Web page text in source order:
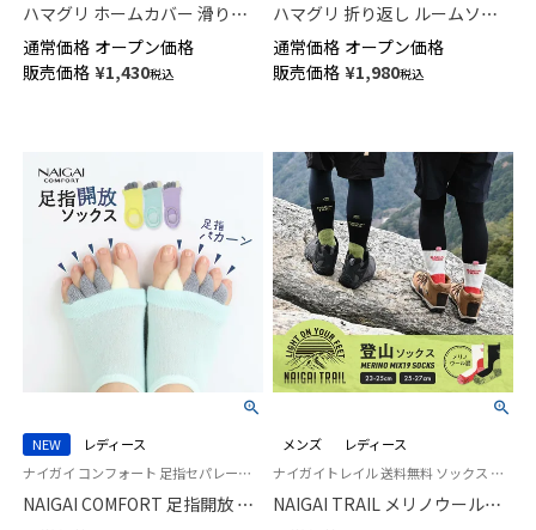
ハマグリ ホームカバー 滑り止
め付き 室内用靴下 ルームソッ
クス レディース 【365日最短翌
日発送】03002211
通常価格 オープン価格
販売価格 ¥1,430税込
ハマグリ 折り返し ルームソッ
クス ホームカバー 室内用 【365
日最短翌日発送】03002220
通常価格 オープン価格
販売価格 ¥1,980税込
NEW
レディース
ナイガイ コンフォート 足指セパレーター リラックス ルームソックス 靴下
NAIGAI COMFORT 足指開放 カ
メンズ
レディース
ナイガイトレイル 送料無料 ソックス 山登り トレッキング ロングトレイル 富士登山 パイル編
NAIGAI TRAIL メリノウール混